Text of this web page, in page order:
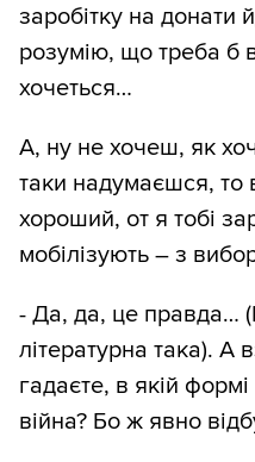
заробітку на донати
розумію, що треба б
хочеться…
А, ну не хочеш, як
таки надумаєшся, то
хороший, от я тобі
мобілізують – з
- Да, да, це правда…
літературна така). А
гадаєте, в якій
війна? Бо ж явно